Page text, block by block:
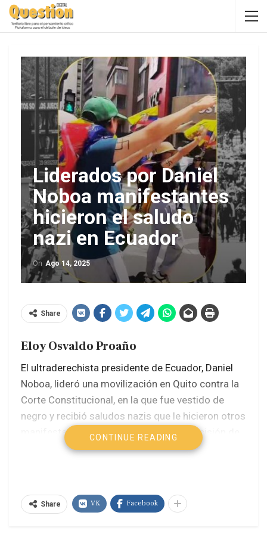
Liderados por Daniel
Noboa manifestantes
hicieron el saludo
nazi en Ecuador
On Ago 14, 2025
Share
Eloy Osvaldo Proaño
El ultraderechista presidente de Ecuador, Daniel
Noboa, lideró una movilización en Quito contra la
Corte Constitucional, en la que fue vestido de
negro y recibió saludos nazis que le hicieron otros
manifestantes. una marcha contra la decisión de
la Corte Constitucionaldel país
estuvo vestido de negro, usando un chaleco
CONTINUE READING
Share VK Facebook